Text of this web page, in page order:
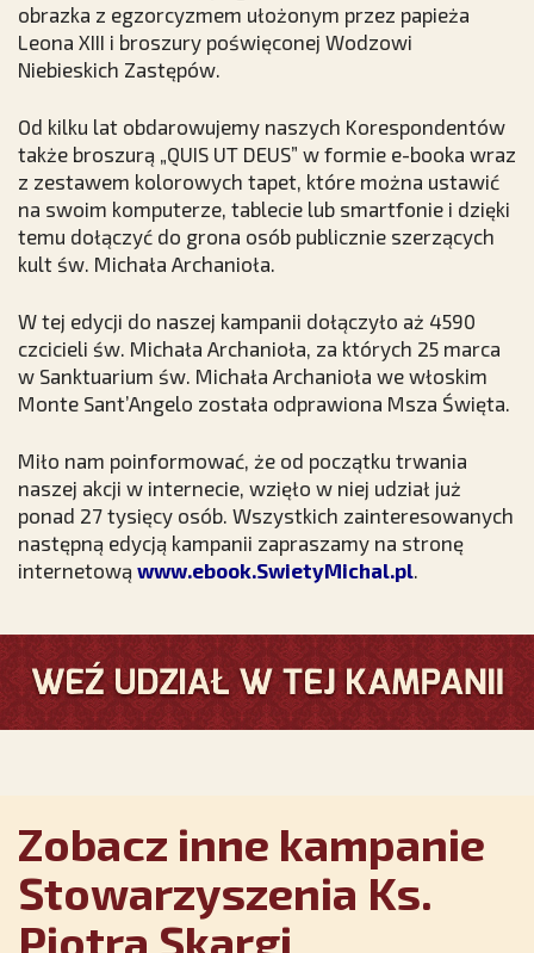
obrazka z egzorcyzmem ułożonym przez papieża
Leona XIII i broszury poświęconej Wodzowi
Niebieskich Zastępów.
Od kilku lat obdarowujemy naszych Korespondentów
także broszurą „QUIS UT DEUS” w formie e-booka wraz
z zestawem kolorowych tapet, które można ustawić
na swoim komputerze, tablecie lub smartfonie i dzięki
temu dołączyć do grona osób publicznie szerzących
kult św. Michała Archanioła.
W tej edycji do naszej kampanii dołączyło aż 4590
czcicieli św. Michała Archanioła, za których 25 marca
w Sanktuarium św. Michała Archanioła we włoskim
Monte Sant’Angelo została odprawiona Msza Święta.
Miło nam poinformować, że od początku trwania
naszej akcji w internecie, wzięło w niej udział już
ponad 27 tysięcy osób. Wszystkich zainteresowanych
następną edycją kampanii zapraszamy na stronę
internetową www.ebook.SwietyMichal.pl
Zobacz inne kampanie
Stowarzyszenia Ks.
Piotra Skargi